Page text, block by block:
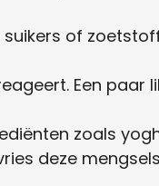
of
Een paar
zoals
deze